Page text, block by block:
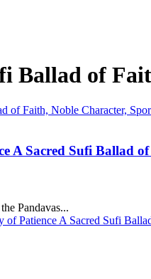
Ballad of
Noble Character,
Sacred Sufi Ballad
Pandavas...
A Sacred Sufi